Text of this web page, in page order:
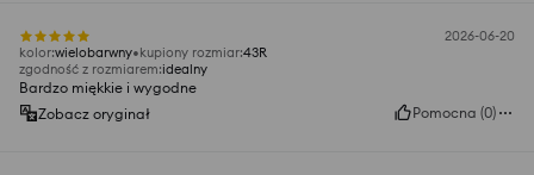
2026-06-20
kolor:wielobarwny kupiony rozmiar:43R
zgodność z rozmiarem:idealny
Bardzo miękkie i wygodne
Zobacz oryginał
Pomocna (0)